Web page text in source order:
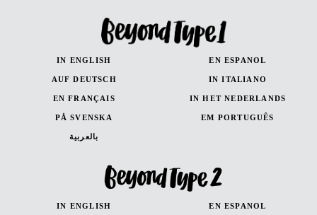
IN ENGLISH EN ESPANOL
AUF DEUTSCH IN ITALIANO
EN FRANÇAIS IN HET NEDERLANDS
PÅ SVENSKA EM PORTUGUÊS
بالعربية
IN ENGLISH EN ESPANOL